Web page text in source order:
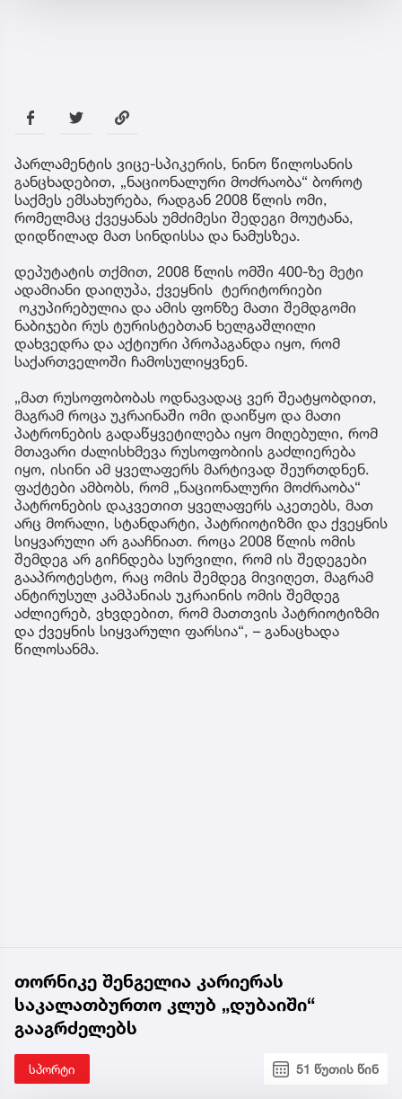
პარლამენტის ვიცე-სპიკერის, ნინო წილოსანის
განცხადებით, „ნაციონალური მოძრაობა“ ბოროტ
საქმეს ემსახურება, რადგან 2008 წლის ომი,
რომელმაც ქვეყანას უმძიმესი შედეგი მოუტანა,
დიდწილად მათ სინდისსა და ნამუსზეა.
დეპუტატის თქმით, 2008 წლის ომში 400-ზე მეტი
ადამიანი დაიღუპა, ქვეყნის ტერიტორიები
ოკუპირებულია და ამის ფონზე მათი შემდგომი
ნაბიჯები რუს ტურისტებთან ხელგაშლილი
დახვედრა და აქტიური პროპაგანდა იყო, რომ
საქართველოში ჩამოსულიყვნენ.
„მათ რუსოფობობას ოდნავადაც ვერ შეატყობდით,
მაგრამ როცა უკრაინაში ომი დაიწყო და მათი
პატრონების გადაწყვეტილება იყო მიღებული, რომ
მთავარი ძალისხმევა რუსოფობიის გაძლიერება
იყო, ისინი ამ ყველაფერს მარტივად შეურთდნენ.
ფაქტები ამბობს, რომ „ნაციონალური მოძრაობა“
პატრონების დაკვეთით ყველაფერს აკეთებს, მათ
არც მორალი, სტანდარტი, პატრიოტიზმი და ქვეყნის
სიყვარული არ გააჩნიათ. როცა 2008 წლის ომის
შემდეგ არ გიჩნდება სურვილი, რომ ის შედეგები
გააპროტესტო, რაც ომის შემდეგ მივიღეთ, მაგრამ
ანტირუსულ კამპანიას უკრაინის ომის შემდეგ
აძლიერებ, ვხვდებით, რომ მათთვის პატრიოტიზმი
და ქვეყნის სიყვარული ფარსია“, – განაცხადა
წილოსანმა.
თორნიკე შენგელია კარიერას
საკალათბურთო კლუბ „დუბაიში“
გააგრძელებს
სპორტი 51 წუთის წინ